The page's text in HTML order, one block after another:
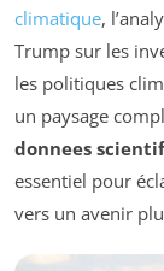
climatique,
Trump sur les
les politiques
un paysage
donnees
essentiel pour
vers un avenir